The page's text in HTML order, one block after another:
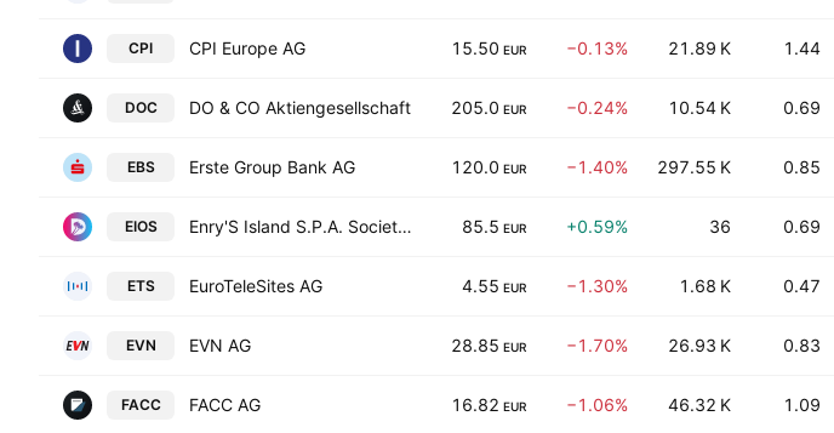
CPI CPI Europe AG 15.50 EUR −0.13% 21.89 K 1.44
DOC DO & CO Aktiengesellschaft 205.0 EUR −0.24% 10.54 K 0.69
EBS Erste Group Bank AG 120.0 EUR −1.40% 297.55 K 0.85
EIOS Enry'S Island S.P.A. Societa' Benefit 85.5 EUR +0.59% 36 0.69
ETS EuroTeleSites AG 4.55 EUR −1.30% 1.68 K 0.47
EVN EVN AG 28.85 EUR −1.70% 26.93 K 0.83
FACC FACC AG 16.82 EUR −1.06% 46.32 K 1.09